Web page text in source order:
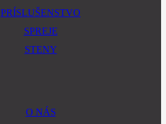
PRÍSLUŠENSTVO
SPREJE
STENY
O NÁS